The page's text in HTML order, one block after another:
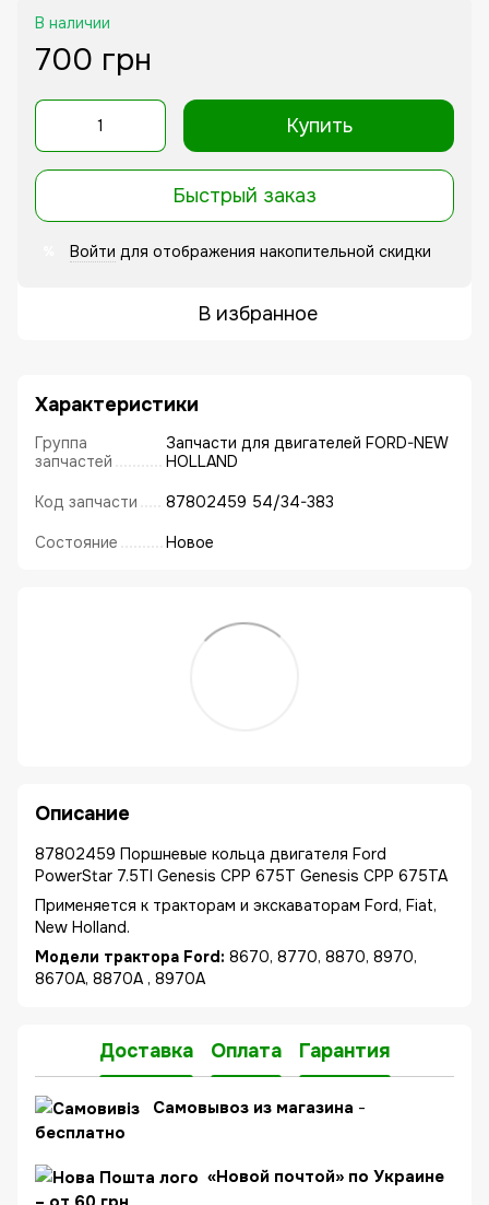
В наличии
700 грн
Купить
Быстрый заказ
Войти для отображения накопительной скидки
В избранное
Характеристики
Группа
запчастей
Запчасти для двигателей FORD-NEW
HOLLAND
Код запчасти 87802459 54/34-383
Состояние Новое
Описание
87802459 Поршневые кольца двигателя Ford
PowerStar 7.5TI Genesis CPP 675T Genesis CPP 675TA
Применяется к тракторам и экскаваторам Ford, Fiat,
New Holland.
Модели трактора Ford: 8670, 8770, 8870, 8970,
8670A, 8870A , 8970A
Доставка Оплата Гарантия
Cамовывоз из магазина -
бесплатно
«Новой почтой» по Украине